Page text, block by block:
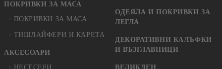
ПОКРИВКИ ЗА МАСА
ПОКРИВКИ ЗА МАСА
ТИШЛАЙФЕРИ И КАРЕТА
АКСЕСОАРИ
НЕСЕСЕРИ
ОДЕЯЛА И ПОКРИВКИ ЗА
ЛЕГЛА
ДЕКОРАТИВНИ КАЛЪФКИ
И ВЪЗГЛАВНИЦИ
ВЕЛИКДЕН